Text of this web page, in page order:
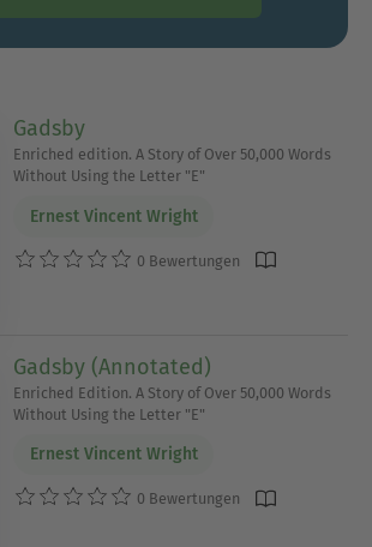
Gadsby
Enriched edition. A Story of Over 50,000 Words
Without Using the Letter "E"
Ernest Vincent Wright
0 Bewertungen
Gadsby (Annotated)
Enriched Edition. A Story of Over 50,000 Words
Without Using the Letter "E"
Ernest Vincent Wright
0 Bewertungen